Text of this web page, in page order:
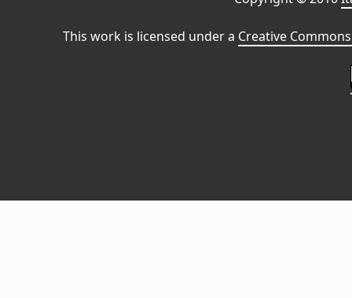
This work is licensed under a Creative